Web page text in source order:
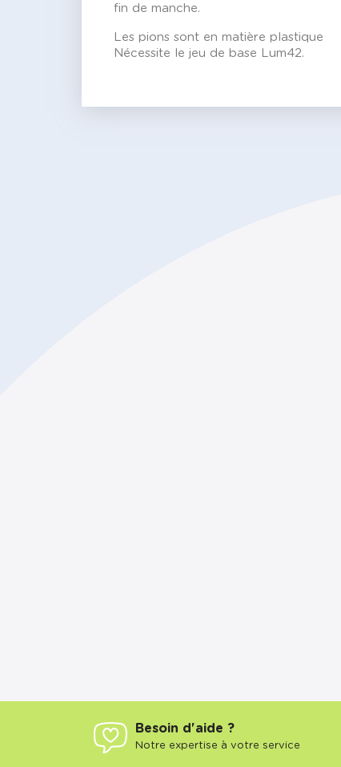
fin de manche.
Les pions sont en matière plastique
Nécessite le jeu de base Lum42.
Besoin d'aide ?
Notre expertise à votre service